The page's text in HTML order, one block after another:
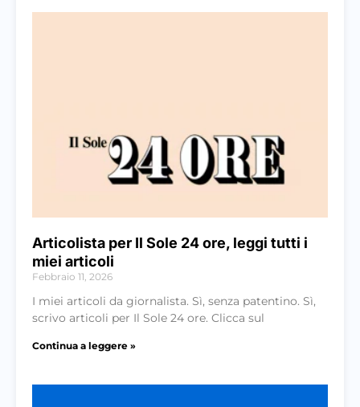
Articolista per Il Sole 24 ore, leggi tutti i
miei articoli
Febbraio 11, 2026
I miei articoli da giornalista. Sì, senza patentino. Sì,
scrivo articoli per Il Sole 24 ore. Clicca sul
Continua a leggere »